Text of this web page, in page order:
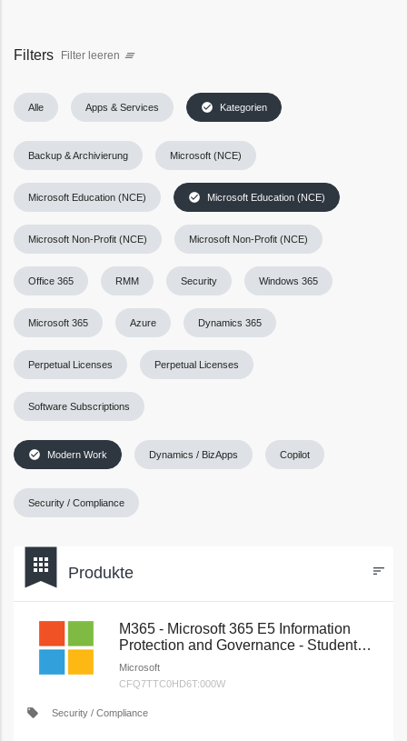
Filters Filter leeren clear_all
Alle Apps & Services check_circle Kategorien
Backup & Archivierung Microsoft (NCE)
Microsoft Education (NCE) check_circle Microsoft Education (NCE)
check_circle Modern Work
Security / Compliance
Dynamics / BizApps Copilot
Microsoft Non-Profit (NCE) Microsoft Non-Profit (NCE)
Office 365 RMM Security Windows 365
Microsoft 365 Azure Dynamics 365
Perpetual Licenses Perpetual Licenses
Software Subscriptions
bookmark
apps Produkte sort
M365 - Microsoft 365 E5 Information
Protection and Governance - Student
Use Benefit Add-on (New Commerce)
Microsoft
CFQ7TTC0HD6T:000W
local_offer Security / Compliance